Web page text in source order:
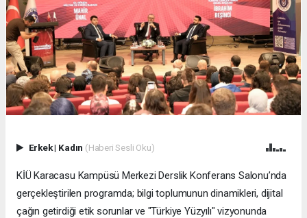
Erkek| Kadın (Haberi Sesli Oku)
KİÜ Karacasu Kampüsü Merkezi Derslik Konferans Salonu’nda
gerçekleştirilen programda; bilgi toplumunun dinamikleri, dijital
çağın getirdiği etik sorunlar ve "Türkiye Yüzyılı" vizyonunda